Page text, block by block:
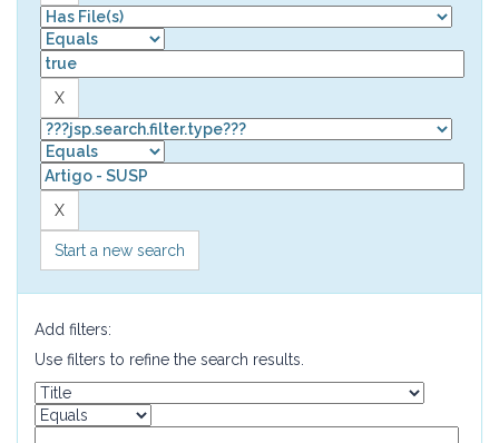
Start a new search
Add filters:
Use filters to refine the search results.